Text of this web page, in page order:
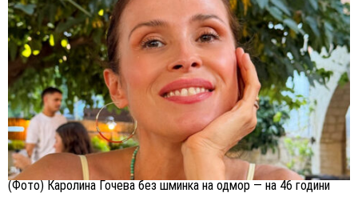
(Фото) Каролина Гочева без шминка на одмор — на 46 години